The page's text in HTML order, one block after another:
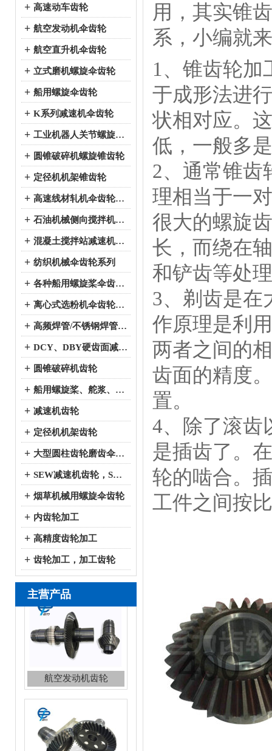
+ 高速动车齿轮
+ 航空发动机伞齿轮
+ 航空直升机伞齿轮
+ 立式磨机螺旋伞齿轮
+ 船用螺旋伞齿轮
+ K系列减速机伞齿轮
+ 工业机器人关节螺旋伞齿轮
+ 圆锥破碎机螺旋锥齿轮
+ 定径机机架锥齿轮
+ 高速线材轧机伞齿轮系列
+ 石油机械侧向搅拌机伞齿轮系列
+ 混凝土搅拌站减速机伞齿轮系列
+ 纺织机械伞齿轮系列
+ 各种船用螺旋桨伞齿轮系列
+ 离心式选粉机伞齿轮系列
+ 高频焊管/不锈钢焊管、冷弯成型机伞齿轮系列
+ DCY、DBY硬齿面减速机伞齿轮系列
+ 圆锥破碎机齿轮
+ 船用螺旋桨、舵浆、侧向推进器--弧锥齿轮系列
+ 减速机齿轮
+ 定径机机架齿轮
+ 大型圆柱齿轮磨齿伞齿轮
+ SEW减速机齿轮，SEW减速机配件
+ 烟草机械用螺旋伞齿轮
+ 内齿轮加工
+ 高精度齿轮加工
+ 齿轮加工，加工齿轮
主营产品
航空直升机伞齿轮
用，其实锥
系，小编就
1、锥齿轮加
于成形法进
状相对应。
低，一般多
2、通常锥齿
理相当于一
很大的螺旋
长，而绕在
和铲齿等处
3、剃齿是在
作原理是利
两者之间的
齿面的精度
置。
4、除了滚齿
是插齿了。
轮的啮合。
工件之间按